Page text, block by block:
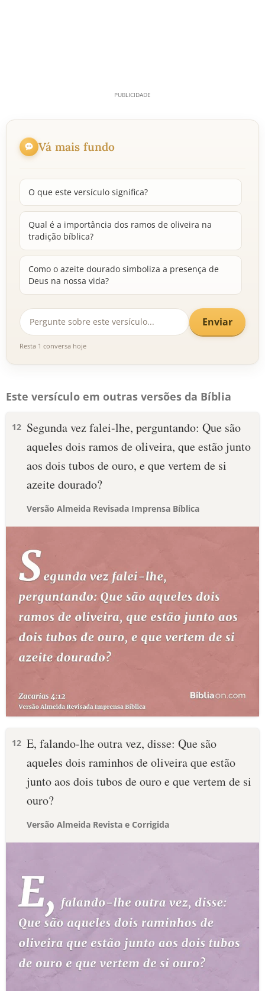
Vá mais fundo
O que este versículo significa?
Qual é a importância dos ramos de oliveira na
tradição bíblica?
Como o azeite dourado simboliza a presença de
Deus na nossa vida?
Enviar
Resta 1 conversa hoje
Este versículo em outras versões da Bíblia
12 Segunda vez falei-lhe, perguntando: Que são
aqueles dois ramos de oliveira, que estão junto
aos dois tubos de ouro, e que vertem de si
azeite dourado?
Versão Almeida Revisada Imprensa Bíblica
12 E, falando-lhe outra vez, disse: Que são
aqueles dois raminhos de oliveira que estão
junto aos dois tubos de ouro e que vertem de si
ouro?
Versão Almeida Revista e Corrigida